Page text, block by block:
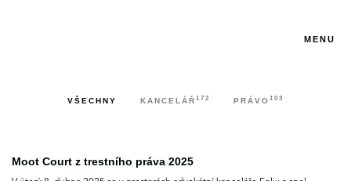
MENU
VŠECHNY KANCELÁŘ 172 PRÁVO 103
Moot Court z trestního práva 2025